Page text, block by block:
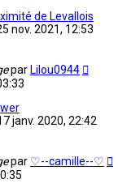
de Levallois
nov. 2021, 12:53
par Lilou0944
janv. 2020, 22:42
par ♡--camille--♡